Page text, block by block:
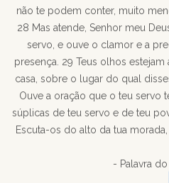
não te podem conter, muito
28 Mas atende, Senhor meu
servo, e ouve o clamor e a
presença. 29 Teus olhos
casa, sobre o lugar do qual
Ouve a oração que o teu servo
súplicas de teu servo e de teu
Escuta-os do alto da tua
- Palavra do